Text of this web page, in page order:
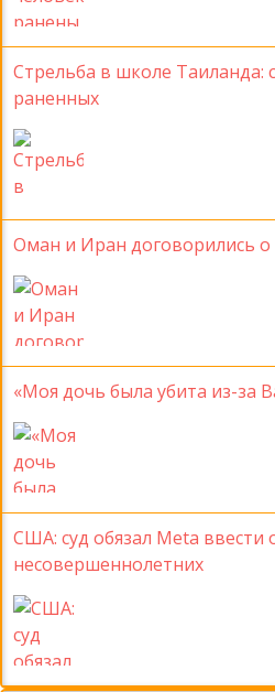
Стрельба в школе Таиланда:
раненных
Оман и Иран договорились
«Моя дочь была убита из-за
США: суд обязал Meta ввести
несовершеннолетних